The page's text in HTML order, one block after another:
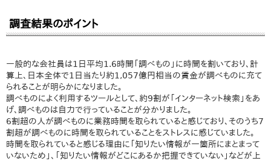
調査結果のポイント
一般的な会社員は1日平均1.6時間「調べもの」に時間を割いており、計
算上、日本全体で1日当たり約1,057億円相当の賃金が調べものに充て
られることが明らかになりました。
調べものによく利用するツールとして、約9割が「インターネット検索」をあ
げ、調べものは自力で行っていることが分かりました。
6割超の人が調べものに業務時間を取られていると感じており、そのうち7
割超が調べものに時間を取られていることをストレスに感じていました。
時間を取られていると感じる理由に「知りたい情報が一箇所にまとまって
いないため」、「知りたい情報がどこにあるか把握できていない」などが上